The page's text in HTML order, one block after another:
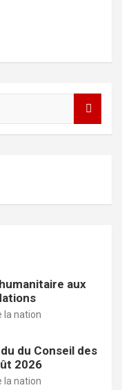
aux
la nation
du Conseil des
2026
la nation